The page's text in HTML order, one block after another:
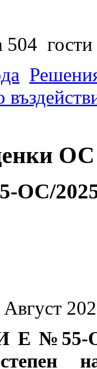
гости
ОС
ОС/
ОС/